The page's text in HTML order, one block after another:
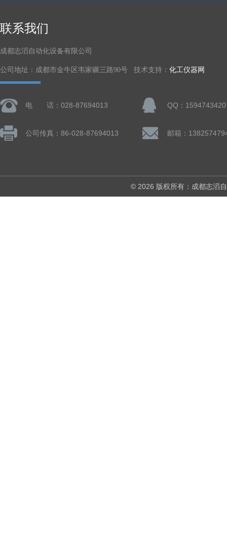
联系我们
成都志滔自动化设备有限公司
公司地址：成都市金牛区韦家碾三路90号 技术支持： 化工仪器网
电 话：028-87694013 QQ：1594743420
公司传真：86-028-87694013
© 2026 版权所有：成都志滔